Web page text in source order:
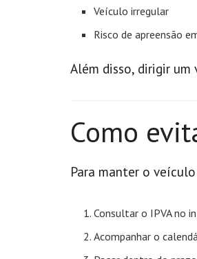
Veículo irregular
Risco de apreensão
Além disso, dirigir
Como
Para manter o
Consultar o IPVA no
Acompanhar o